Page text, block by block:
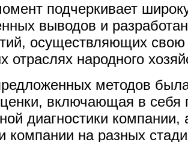
подчеркивает
выводов и
осуществляющих свою
отраслях народного
методов
включающая в себя
диагностики компании,
компании на разных